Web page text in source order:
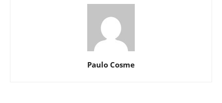
Paulo Cosme